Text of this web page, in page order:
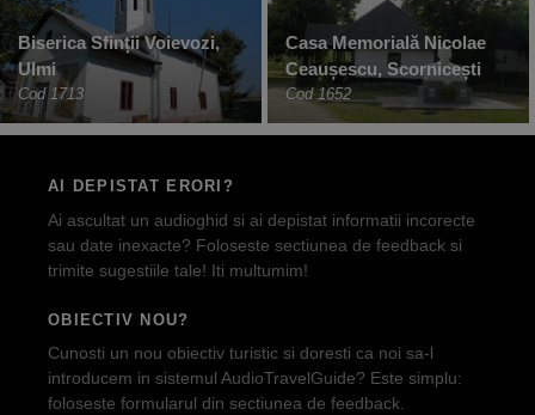
Biserica Sfinții Voievozi,
Ulmi
Cod 1713
Casa Memorială Nicolae
Ceaușescu, Scornicești
Cod 1652
AI DEPISTAT ERORI?
Ai ascultat un audioghid si ai depistat informatii incorecte
sau date inexacte? Foloseste sectiunea de feedback si
trimite sugestiile tale! Iti multumim!
OBIECTIV NOU?
Cunosti un nou obiectiv turistic si doresti ca noi sa-l
introducem in sistemul AudioTravelGuide? Este simplu:
foloseste formularul din sectiunea de feedback.